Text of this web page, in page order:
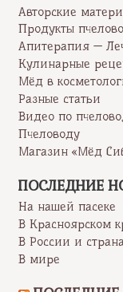
Авторские
Продукты
Апитерапия —
Кулинарные
Мёд в
Разные статьи
Видео по
Пчеловоду
Магазин «Мёд
ПОСЛЕДНИЕ
На нашей пасеке
В Красноярском
В России и
В мире